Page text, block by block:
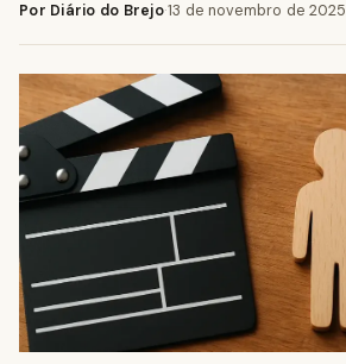
Por Diário do Brejo·13 de novembro de 2025